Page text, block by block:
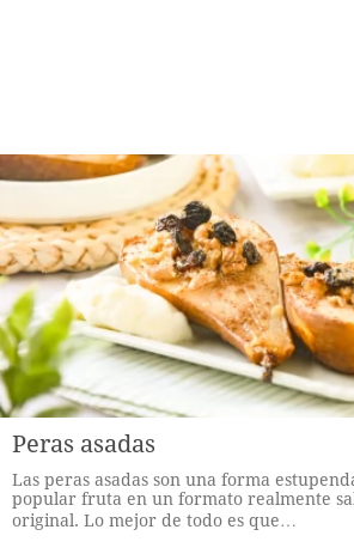
Peras asadas
Las peras asadas son una forma
popular fruta en un formato realmente
original. Lo mejor de todo es que…